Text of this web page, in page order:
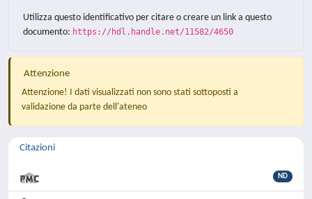
Utilizza questo identificativo per citare o creare un link a questo
documento: https://hdl.handle.net/11582/4650
Attenzione
Attenzione! I dati visualizzati non sono stati sottoposti a
validazione da parte dell'ateneo
Citazioni
ND